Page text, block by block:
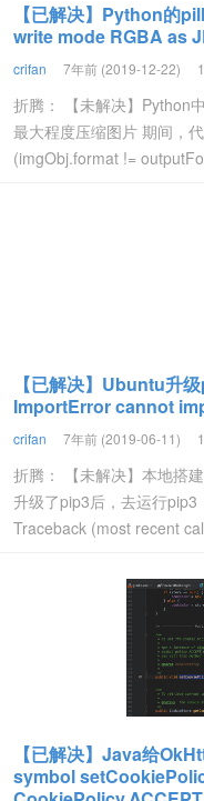
【已解决】Python的
write mode RGBA as
crifan 7年前 (2019-12-22)
折腾： 【未解决】Python
最大程度压缩图片 期间
(imgObj.format !=
【已解决】Ubuntu升
ImportError cannot
crifan 7年前 (2019-06-11)
折腾： 【未解决】本地搭
升级了pip3后，去运行
Traceback (most recent
【已解决】Java给
symbol